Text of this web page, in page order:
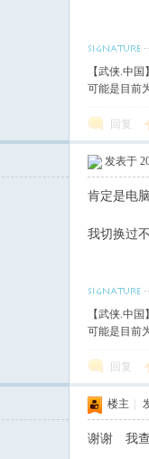
【武侠.中
可能是目前
回复
发表于
肯定是电
我切换过
【武侠.中
可能是目前
回复
楼主
谢谢 我